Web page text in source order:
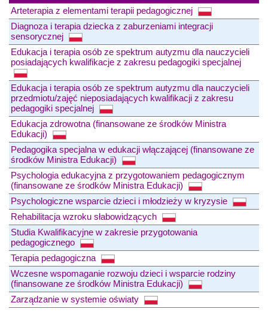
Arteterapia z elementami terapii pedagogicznej
Diagnoza i terapia dziecka z zaburzeniami integracji
sensorycznej
Edukacja i terapia osób ze spektrum autyzmu dla nauczycieli
posiadających kwalifikacje z zakresu pedagogiki specjalnej
Edukacja i terapia osób ze spektrum autyzmu dla nauczycieli
przedmiotu/zajęć nieposiadających kwalifikacji z zakresu
pedagogiki specjalnej
Edukacja zdrowotna (finansowane ze środków Ministra
Edukacji)
Pedagogika specjalna w edukacji włączającej (finansowane ze
środków Ministra Edukacji)
Psychologia edukacyjna z przygotowaniem pedagogicznym
(finansowane ze środków Ministra Edukacji)
Psychologiczne wsparcie dzieci i młodzieży w kryzysie
Rehabilitacja wzroku słabowidzących
Studia Kwalifikacyjne w zakresie przygotowania
pedagogicznego
Terapia pedagogiczna
Wczesne wspomaganie rozwoju dzieci i wsparcie rodziny
(finansowane ze środków Ministra Edukacji)
Zarządzanie w systemie oświaty